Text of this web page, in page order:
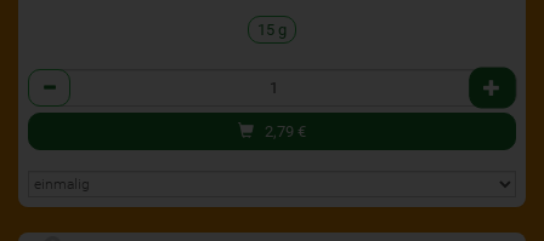
15 g
Anzahl
2,79 €